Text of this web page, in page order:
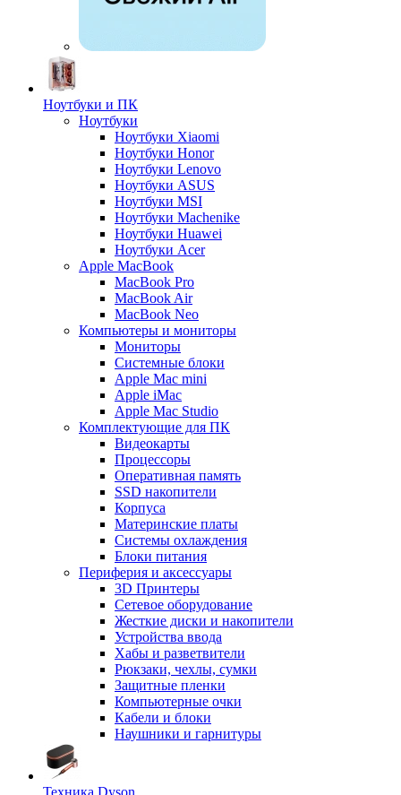
Ноутбуки и ПК
Ноутбуки
Ноутбуки Xiaomi
Ноутбуки Honor
Ноутбуки Lenovo
Ноутбуки ASUS
Ноутбуки MSI
Ноутбуки Machenike
Ноутбуки Huawei
Ноутбуки Acer
Apple MacBook
MacBook Pro
MacBook Air
MacBook Neo
Компьютеры и мониторы
Мониторы
Системные блоки
Apple Mac mini
Apple iMac
Apple Mac Studio
Комплектующие для ПК
Видеокарты
Процессоры
Оперативная память
SSD накопители
Корпуса
Материнские платы
Системы охлаждения
Блоки питания
Периферия и аксессуары
3D Принтеры
Сетевое оборудование
Жесткие диски и накопители
Устройства ввода
Хабы и разветвители
Рюкзаки, чехлы, сумки
Защитные пленки
Компьютерные очки
Кабели и блоки
Наушники и гарнитуры
Техника Dyson